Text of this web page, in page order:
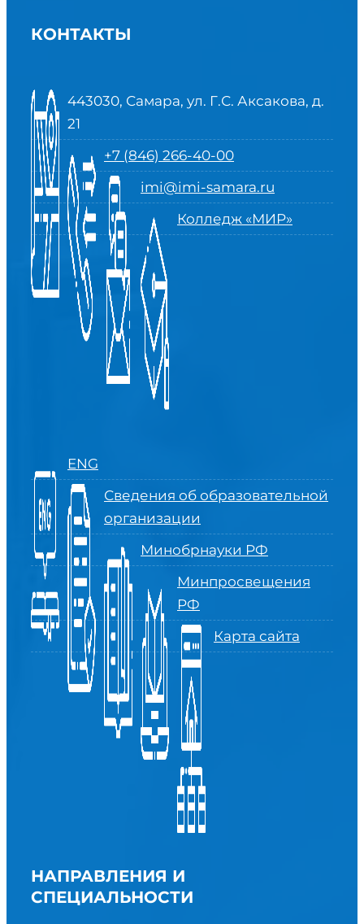
КОНТАКТЫ
443030, Самара, ул. Г.С. Аксакова, д.
21
+7 (846) 266-40-00
imi@imi-samara.ru
Колледж «МИР»
ENG
Сведения об образовательной
организации
Минобрнауки РФ
Минпросвещения
РФ
Карта сайта
НАПРАВЛЕНИЯ И
СПЕЦИАЛЬНОСТИ